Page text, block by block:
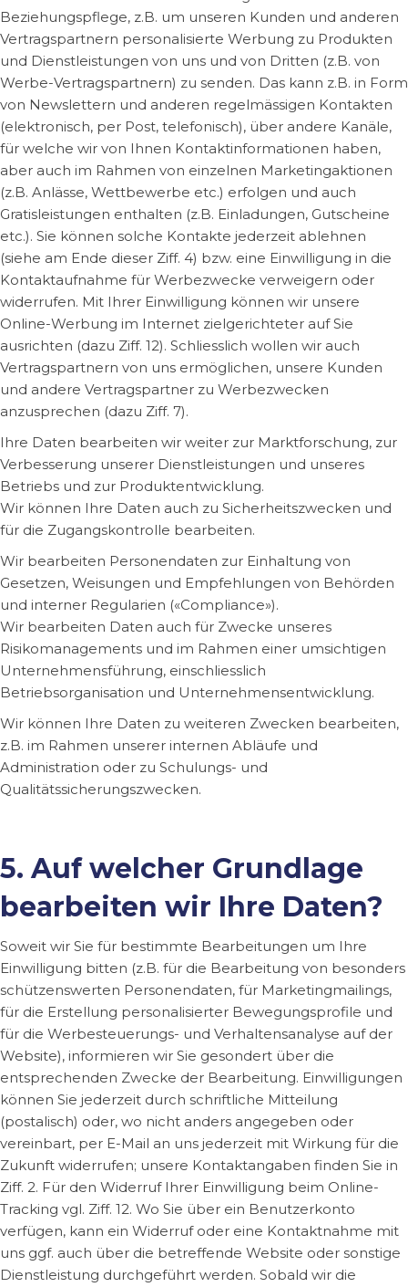
Beziehungspflege, z.B. um unseren Kunden und anderen
Vertragspartnern personalisierte Werbung zu Produkten
und Dienstleistungen von uns und von Dritten (z.B. von
Werbe-Vertragspartnern) zu senden. Das kann z.B. in Form
von Newslettern und anderen regelmässigen Kontakten
(elektronisch, per Post, telefonisch), über andere Kanäle,
für welche wir von Ihnen Kontaktinformationen haben,
aber auch im Rahmen von einzelnen Marketingaktionen
(z.B. Anlässe, Wettbewerbe etc.) erfolgen und auch
Gratisleistungen enthalten (z.B. Einladungen, Gutscheine
etc.). Sie können solche Kontakte jederzeit ablehnen
(siehe am Ende dieser Ziff. 4) bzw. eine Einwilligung in die
Kontaktaufnahme für Werbezwecke verweigern oder
widerrufen. Mit Ihrer Einwilligung können wir unsere
Online-Werbung im Internet zielgerichteter auf Sie
ausrichten (dazu Ziff. 12). Schliesslich wollen wir auch
Vertragspartnern von uns ermöglichen, unsere Kunden
und andere Vertragspartner zu Werbezwecken
anzusprechen (dazu Ziff. 7).
Ihre Daten bearbeiten wir weiter zur Marktforschung, zur
Verbesserung unserer Dienstleistungen und unseres
Betriebs und zur Produktentwicklung.
Wir können Ihre Daten auch zu Sicherheitszwecken und
für die Zugangskontrolle bearbeiten.
Wir bearbeiten Personendaten zur Einhaltung von
Gesetzen, Weisungen und Empfehlungen von Behörden
und interner Regularien («Compliance»).
Wir bearbeiten Daten auch für Zwecke unseres
Risikomanagements und im Rahmen einer umsichtigen
Unternehmensführung, einschliesslich
Betriebsorganisation und Unternehmensentwicklung.
Wir können Ihre Daten zu weiteren Zwecken bearbeiten,
z.B. im Rahmen unserer internen Abläufe und
Administration oder zu Schulungs- und
Qualitätssicherungszwecken.
5. Auf welcher Grundlage
bearbeiten wir Ihre Daten?
Soweit wir Sie für bestimmte Bearbeitungen um Ihre
Einwilligung bitten (z.B. für die Bearbeitung von besonders
schützenswerten Personendaten, für Marketingmailings,
für die Erstellung personalisierter Bewegungsprofile und
für die Werbesteuerungs- und Verhaltensanalyse auf der
Website), informieren wir Sie gesondert über die
entsprechenden Zwecke der Bearbeitung. Einwilligungen
können Sie jederzeit durch schriftliche Mitteilung
(postalisch) oder, wo nicht anders angegeben oder
vereinbart, per E-Mail an uns jederzeit mit Wirkung für die
Zukunft widerrufen; unsere Kontaktangaben finden Sie in
Ziff. 2. Für den Widerruf Ihrer Einwilligung beim Online-
Tracking vgl. Ziff. 12. Wo Sie über ein Benutzerkonto
verfügen, kann ein Widerruf oder eine Kontaktnahme mit
uns ggf. auch über die betreffende Website oder sonstige
Dienstleistung durchgeführt werden. Sobald wir die